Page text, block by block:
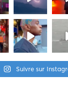
Suivre sur